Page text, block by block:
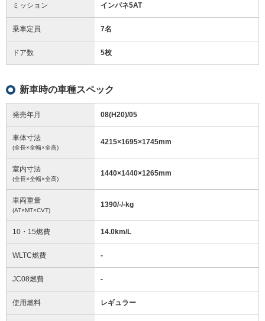
ミッション インパネ5AT
乗車定員 7名
ドア数 5枚
新車時の車種スペック
発売年月 08(H20)/05
車体寸法
(全長×全幅×全高)
4215×1695×1745mm
室内寸法
(全長×全幅×全高)
1440×1440×1265mm
車両重量
(AT×MT×CVT)
1390/-/-kg
10・15燃費 14.0km/L
WLTC燃費 -
JC08燃費 -
使用燃料 レギュラー